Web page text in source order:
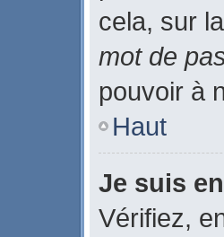
cela, sur
mot de
pouvoir à
Haut
Je suis
Vérifiez,